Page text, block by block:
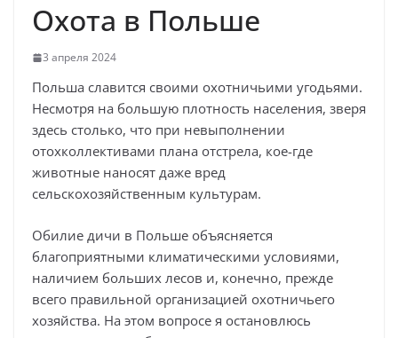
Охота в Польше
3 апреля 2024
Польша славится своими охотничьими угодьями.
Несмотря на большую плотность населения, зверя
здесь столько, что при невыполнении
отохколлективами плана отстрела, кое-где
животные наносят даже вред
сельскохозяйственным культурам.
Обилие дичи в Польше объясняется
благоприятными климатическими условиями,
наличием больших лесов и, конечно, прежде
всего правильной организацией охотничьего
хозяйства. На этом вопросе я остановлюсь